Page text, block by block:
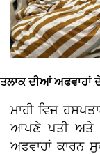
ਤਲਾਕ ਦੀਆਂ ਅਫਵਾਹਾਂ
ਮਾਹੀ ਵਿਜ
ਆਪਣੇ ਪਤੀ ਅਤੇ
ਅਫਵਾਹਾਂ ਕਾਰਨ